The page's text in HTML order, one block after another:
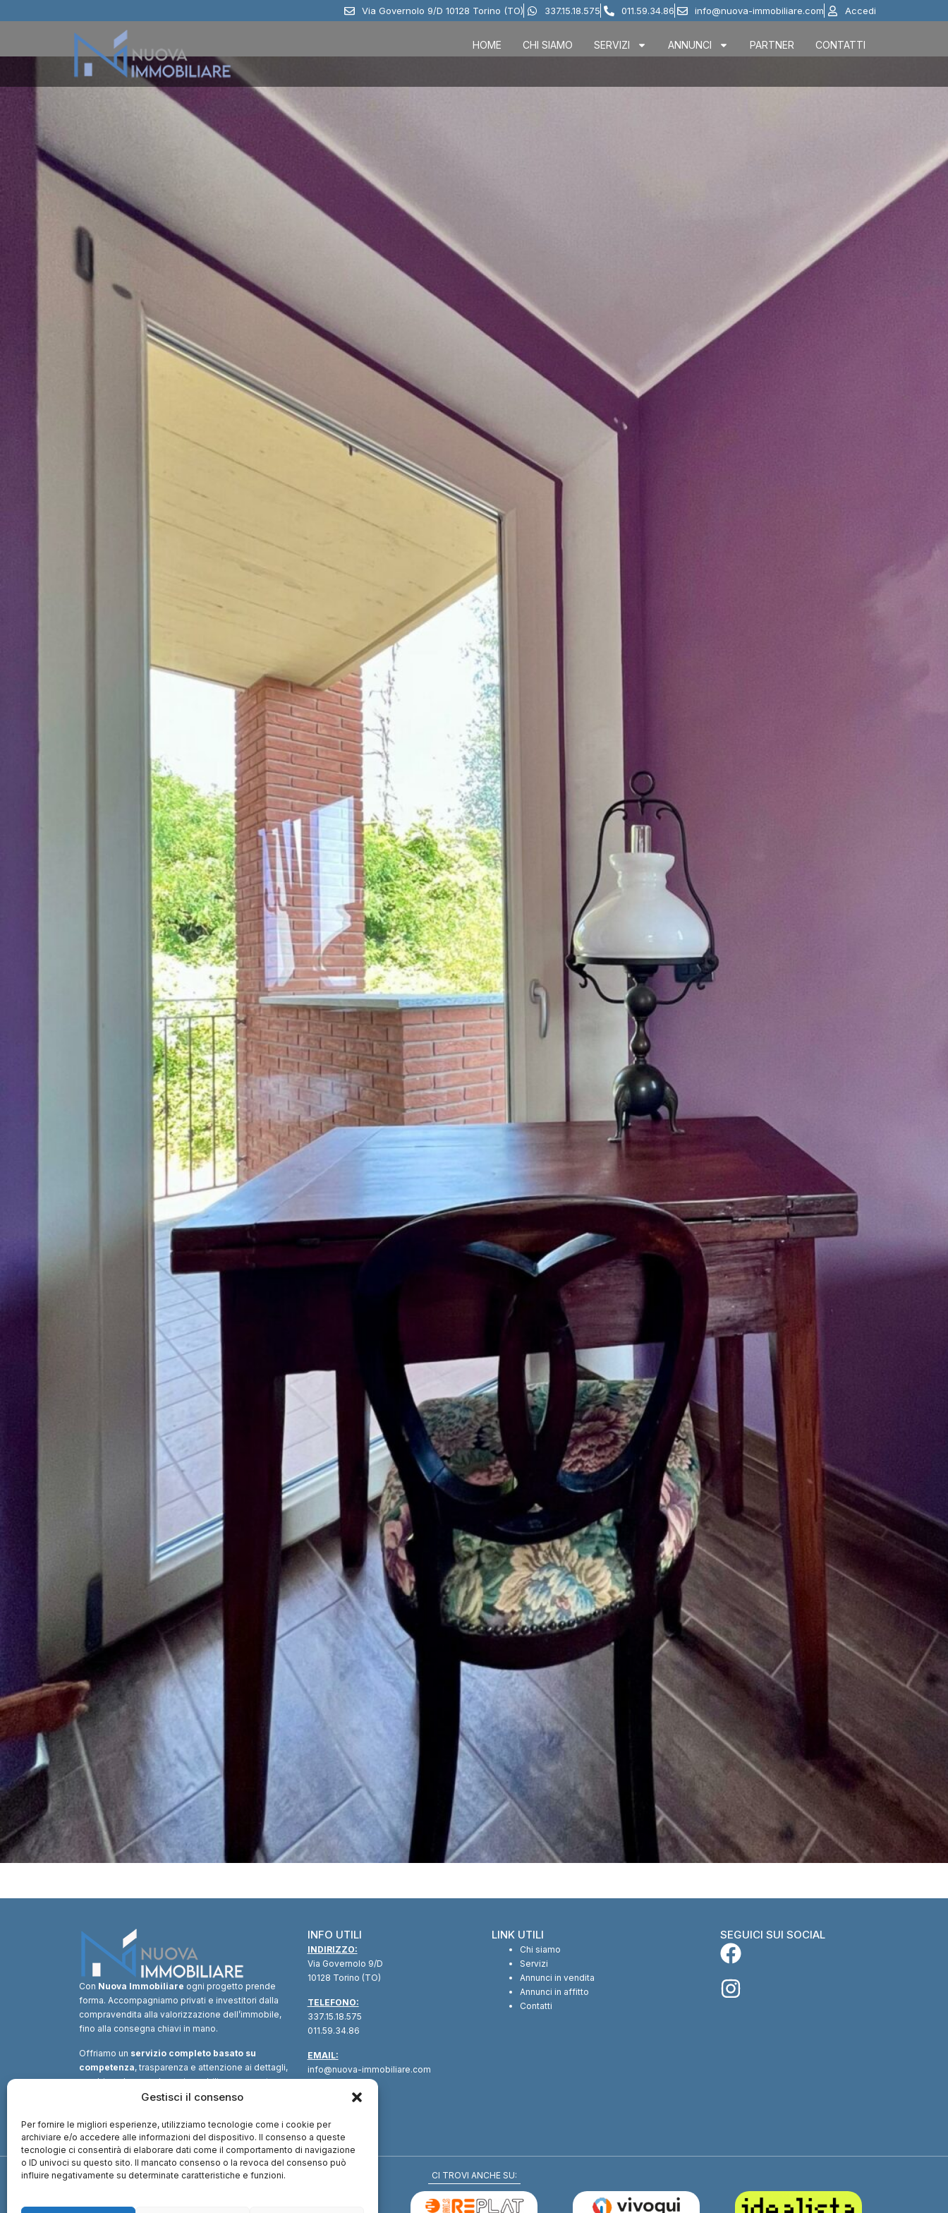
Gestisci il consenso
Per fornire le migliori esperienze, utilizziamo tecnologie come i cookie per
archiviare e/o accedere alle informazioni del dispositivo. Il consenso a queste
tecnologie ci consentirà di elaborare dati come il comportamento di navigazione
o ID univoci su questo sito. Il mancato consenso o la revoca del consenso può
influire negativamente su determinate caratteristiche e funzioni.
Via Governolo 9/D 10128 Torino (TO) 337.15.18.575 011.59.34.86 info@nuova-immobiliare.com Accedi
HOME CHI SIAMO SERVIZI ANNUNCI PARTNER CONTATTI
Con Nuova Immobiliare ogni progetto prende
forma. Accompagniamo privati e investitori dalla
compravendita alla valorizzazione dell’immobile,
fino alla consegna chiavi in mano.
Offriamo un servizio completo basato su
competenza, trasparenza e attenzione ai dettagli,
combinando consulenza immobiliare, supporto
tecnico e soluzioni finanziarie.Un unico
valore.
INFO UTILI
INDIRIZZO:
Via Governolo 9/D
10128 Torino (TO)
TELEFONO:
337.15.18.575
011.59.34.86
EMAIL:
info@nuova-immobiliare.com
LINK UTILI
Chi siamo
Servizi
Annunci in vendita
Annunci in affitto
Contatti
SEGUICI SUI SOCIAL
CI TROVI ANCHE SU: